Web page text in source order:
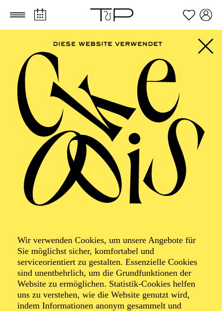
Zum Hauptinhalt springen Zum Footer springen
Wir verwenden Cookies, um unsere Angebote für
Sie möglichst sicher, komfortabel und
serviceorientiert zu gestalten. Essenzielle Cookies
sind unentbehrlich, um die Grundfunktionen der
Website zu ermöglichen. Statistik-Cookies helfen
uns zu verstehen, wie die Website genutzt wird,
indem Informationen anonym gesammelt und
FILTER
SEPTEMBER 2026
PHILHARMONIE ESSEN
Freitag
04.09.2026
20:00 - 23:00
Alfried Krupp Saal
Veranstalter: Theater-, Konzert- u. Gastspieldirektion OTTO
HOFNER GMBH
TICKETS
55,20 52,70€
Die Veranstaltung ist vom Angebot der TUPcard ausgeschlossen.